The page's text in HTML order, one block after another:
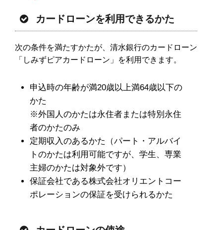
カードローンを利用できるかた
次の条件を満たすかたが、清水銀行のカードローン
「しみずピアカードローン」を利用できます。
申込時の年齢が満20歳以上満64歳以下の
かた
※外国人のかたは永住者または特別永住
者のかたのみ
定期収入のあるかた（パート・アルバイ
トのかたは利用可能ですが、学生、専業
主婦のかたは対象外です）
保証会社である株式会社オリエントコー
ポレーションの保証を受けられるかた